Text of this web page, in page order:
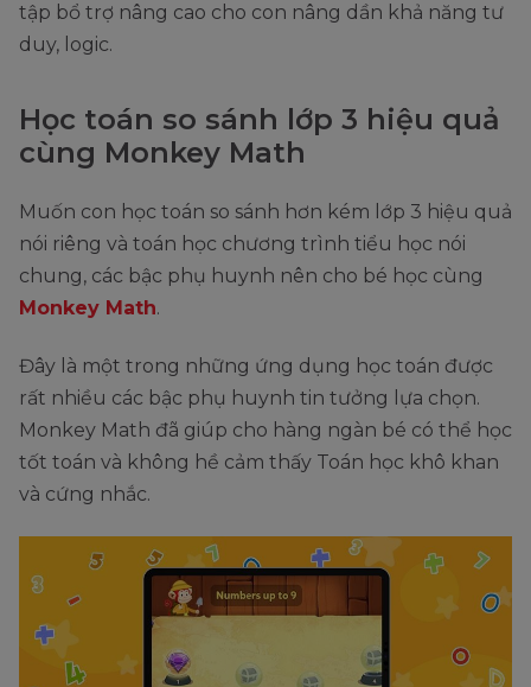
tập bổ trợ nâng cao cho con nâng dần khả năng tư
duy, logic.
Học toán so sánh lớp 3 hiệu quả
cùng Monkey Math
Muốn con học toán so sánh hơn kém lớp 3 hiệu quả
nói riêng và toán học chương trình tiểu học nói
chung, các bậc phụ huynh nên cho bé học cùng
Monkey Math.
Đây là một trong những ứng dụng học toán được
rất nhiều các bậc phụ huynh tin tưởng lựa chọn.
Monkey Math đã giúp cho hàng ngàn bé có thể học
tốt toán và không hề cảm thấy Toán học khô khan
và cứng nhắc.